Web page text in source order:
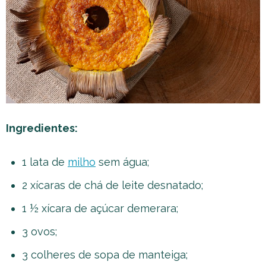
Ingredientes:
1 lata de milho sem água;
2 xícaras de chá de leite desnatado;
1 ½ xícara de açúcar demerara;
3 ovos;
3 colheres de sopa de manteiga;